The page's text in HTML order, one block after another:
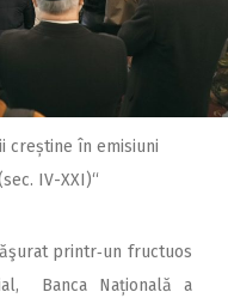
creștine în emisiuni
IV-XXI)“
printr‑un fructuos
Banca Națională a